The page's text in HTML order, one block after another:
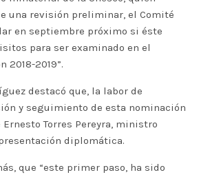
una revisión preliminar, el Comité
en septiembre próximo si éste
para ser examinado en el
2018-2019”.
destacó que, la labor de
y seguimiento de esta nominación
Torres Pereyra, ministro
diplomática.
que “este primer paso, ha sido